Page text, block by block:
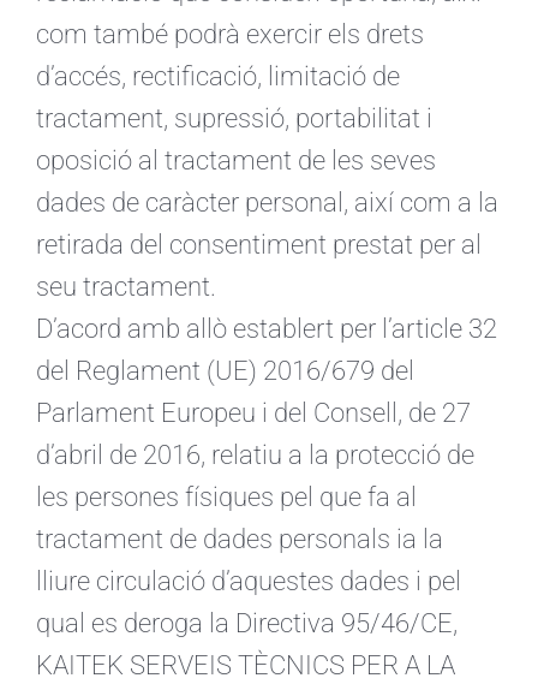
com també podrà exercir els drets
d’accés, rectificació, limitació de
tractament, supressió, portabilitat i
oposició al tractament de les seves
dades de caràcter personal, així com a la
retirada del consentiment prestat per al
seu tractament.
D’acord amb allò establert per l’article 32
del Reglament (UE) 2016/679 del
Parlament Europeu i del Consell, de 27
d’abril de 2016, relatiu a la protecció de
les persones físiques pel que fa al
tractament de dades personals ia la
lliure circulació d’aquestes dades i pel
qual es deroga la Directiva 95/46/CE,
KAITEK SERVEIS TÈCNICS PER A LA